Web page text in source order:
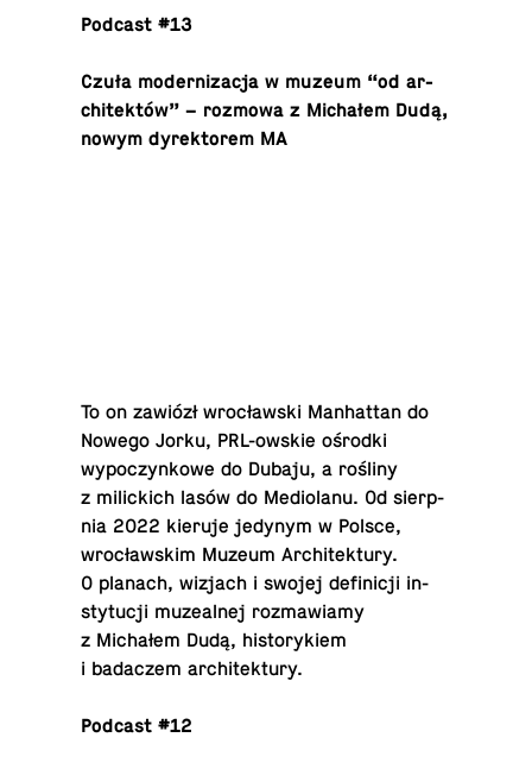
Podcast #13
Czuła mod­ern­iza­cja w muzeum “od ar­
chitektów” – rozmowa z Michałem Dudą,
nowym dyrek­torem MA
To on zawiózł wrocławski Man­hat­tan do
Nowego Jorku, PRL-owskie ośrodki
wypoczynkowe do Dubaju, a rośliny
z mil­ic­kich lasów do Medi­olanu. Od sierp­
nia 2022 kieruje jedynym w Polsce,
wrocławskim Muzeum Ar­chitek­tury.
O planach, wizjach i swojej definicji in­
sty­tucji muzeal­nej roz­maw­iamy
z Michałem Dudą, his­to­rykiem
i badaczem architektury.
Podcast #12